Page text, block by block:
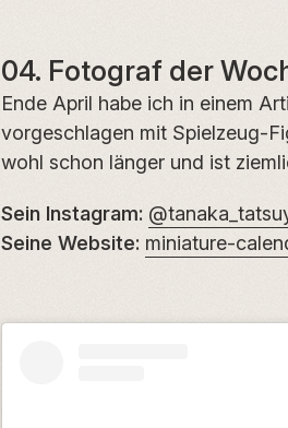
04. Fotograf der
Ende April habe ich in einem
vorgeschlagen mit Spielzeug-
wohl schon länger und ist
Sein Instagram:
Seine Website: miniature-